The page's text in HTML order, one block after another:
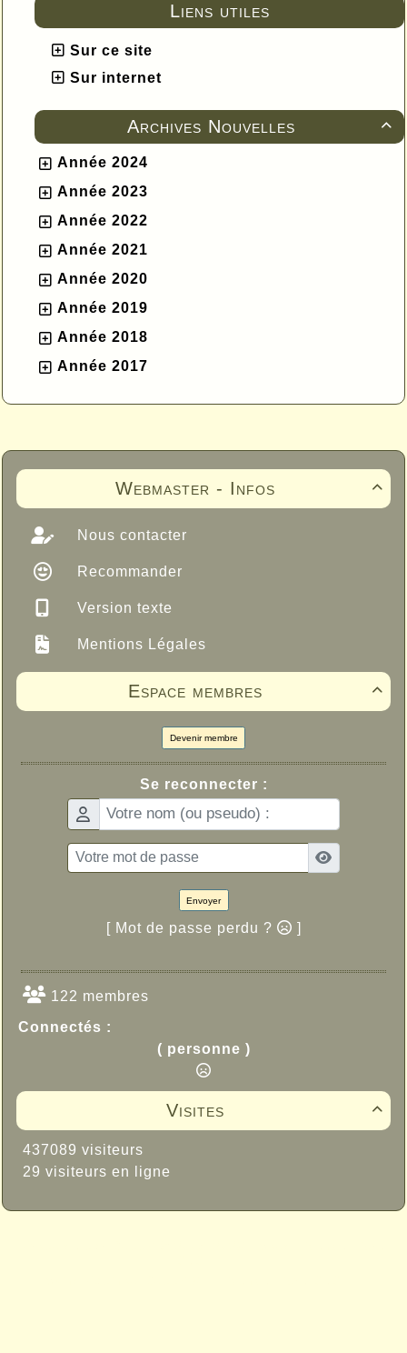
Liens utiles
Sur ce site
Sur internet

Archives Nouvelles
Année 2024
Année 2023
Année 2022
Année 2021
Année 2020
Année 2019
Année 2018
Année 2017

Webmaster - Infos
Nous contacter
Recommander
Version texte
Mentions Légales

Espace membres
Devenir membre
Se reconnecter :
Envoyer
[ Mot de passe perdu ? ]
122 membres
Connectés :
( personne )

Visites
437089 visiteurs
29 visiteurs en ligne